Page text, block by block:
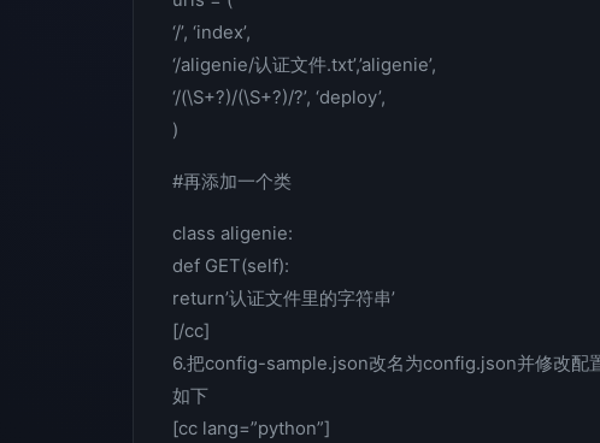
‘/’, ‘index’,
‘/aligenie/认证文件.txt’,’aligenie’,
‘/(\S+?)/(\S+?)/?’, ‘deploy’,
)
#再添加一个类
class aligenie:
def GET(self):
return’认证文件里的字符串’
[/cc]
6.把config-sample.json改名为config.json并修改配
如下
[cc lang=”python”]